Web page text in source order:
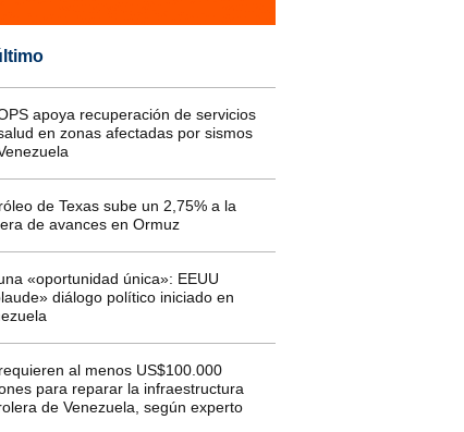
apoya recuperación de servicios
en zonas afectadas por sismos
de Texas sube un 2,75% a la
de avances en Ormuz
«oportunidad única»: EEUU
diálogo político iniciado en
al menos US$100.000
para reparar la infraestructura
de Venezuela, según experto